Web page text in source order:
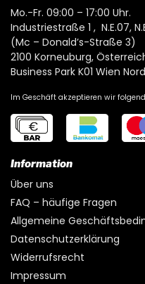
Mo.-Fr. 09:00 – 17:00 Uhr.
Industriestraße 1 , N.E.07,
(Mc – Donald’s-Straße 3)
2100 Korneuburg,
Business Park K01 Wien Nord
Im Geschäft akzeptieren wir
Information
Über uns
FAQ – häufige Fragen
Allgemeine
Datenschutzerklärung
Widerrufsrecht
Impressum